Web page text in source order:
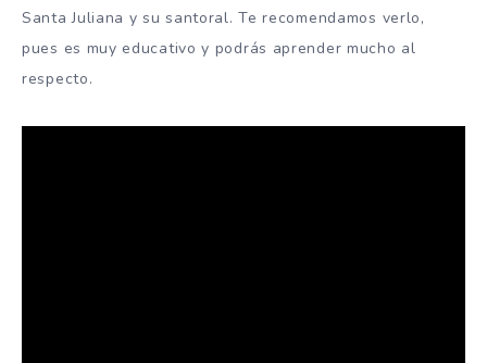
Santa Juliana y su santoral. Te recomendamos verlo,
pues es muy educativo y podrás aprender mucho al
respecto.